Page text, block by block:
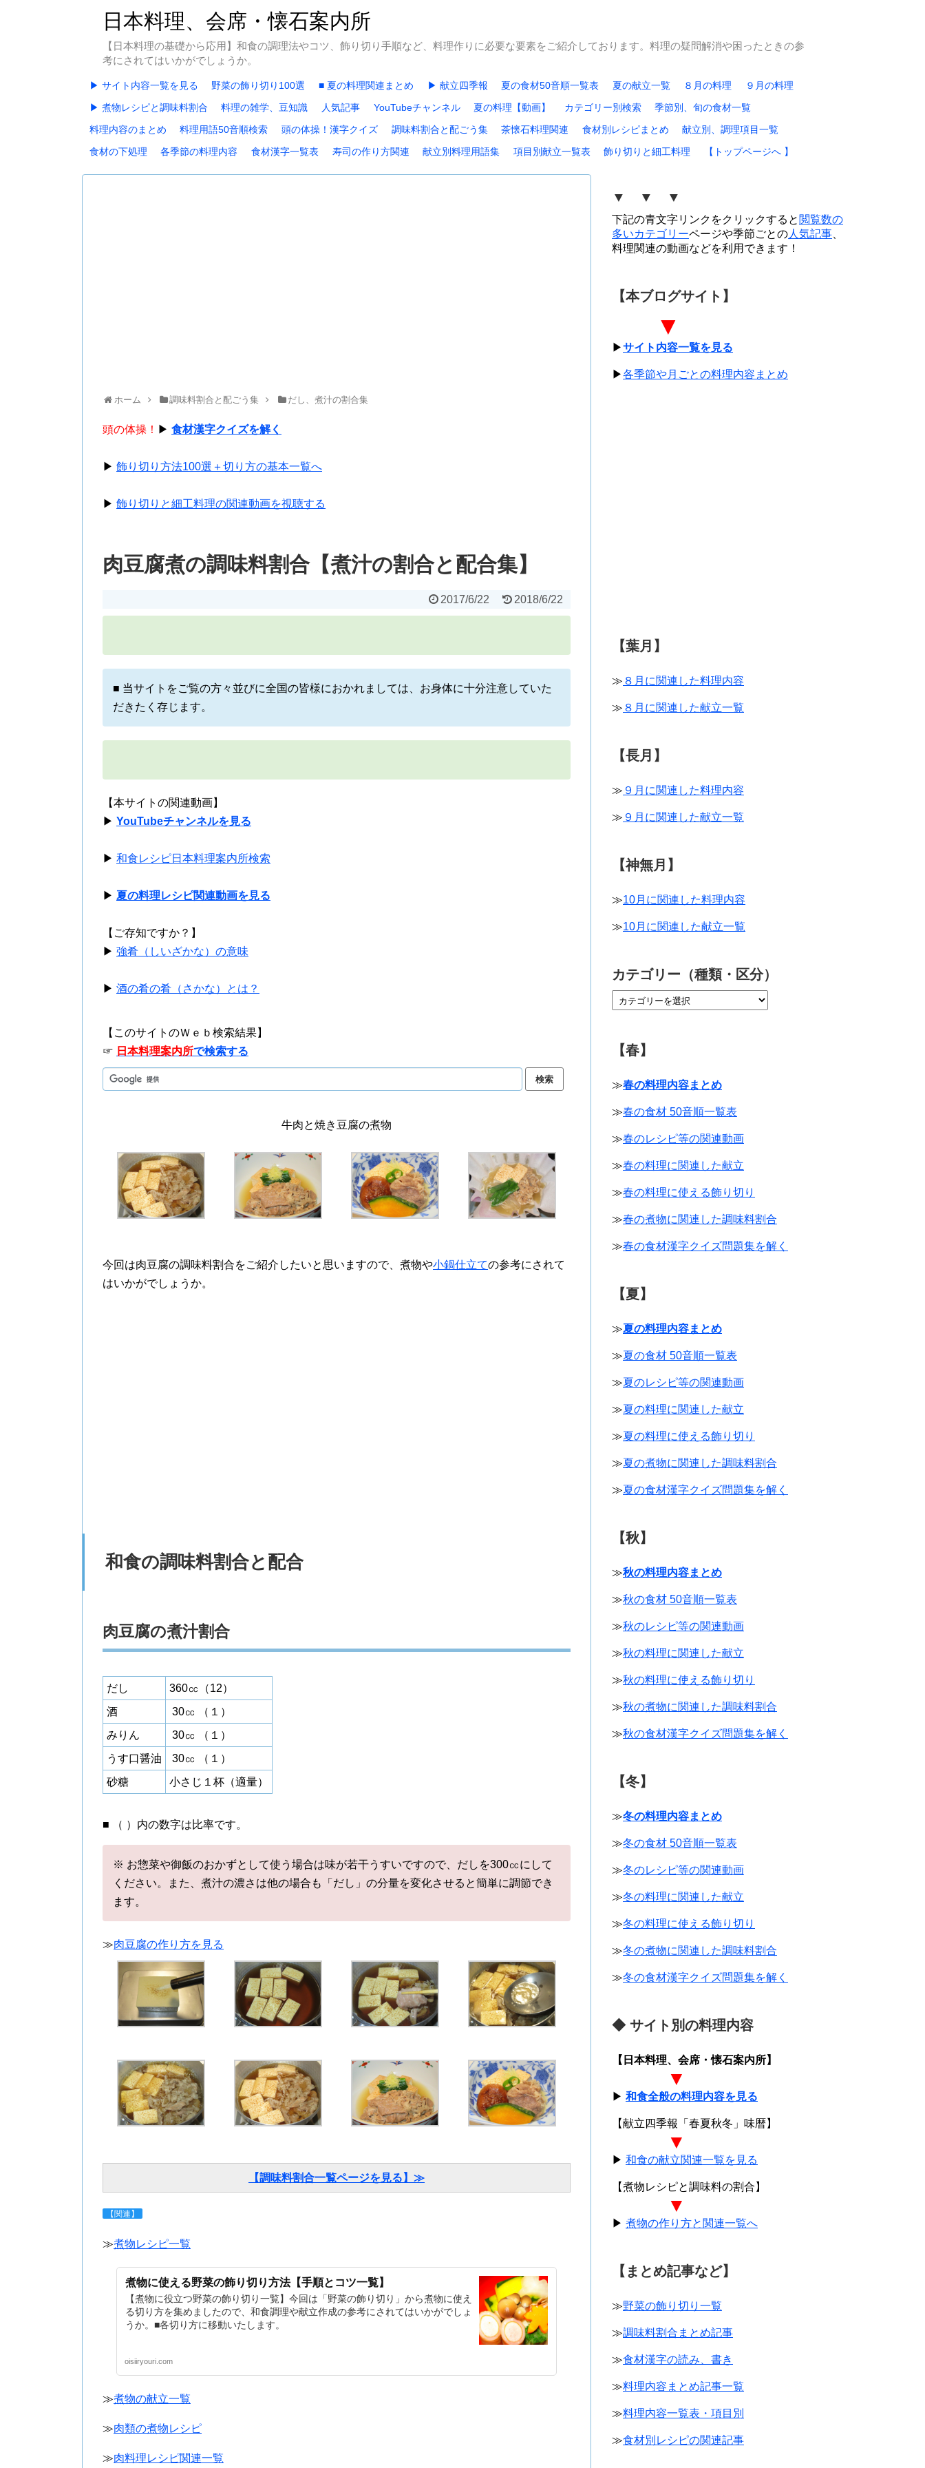
日本料理、会席・懐石案内所
【日本料理の基礎から応用】和食の調理法やコツ、飾り切り手順など、料理作りに必要な要素をご紹介しております。料理の疑問解消や困ったときの参
考にされてはいかがでしょうか。
▶ サイト内容一覧を見る 野菜の飾り切り100選 ■ 夏の料理関連まとめ ▶ 献立四季報 夏の食材50音順一覧表 夏の献立一覧 ８月の料理
９月の料理
▶ 煮物レシピと調味料割合
料理の雑学、豆知識 人気記事 YouTubeチャンネル 夏の料理【動画】 カテゴリー別検索
季節別、旬の食材一覧
料理内容のまとめ
料理用語50音順検索 頭の体操！漢字クイズ 調味料割合と配ごう集 茶懐石料理関連 食材別レシピまとめ
献立別、調理項目一覧
食材の下処理
各季節の料理内容 食材漢字一覧表 寿司の作り方関連 献立別料理用語集 項目別献立一覧表 飾り切りと細工料理 【トップページへ 】
ホーム 調味料割合と配ごう集 だし、煮汁の割合集
頭の体操！ ▶ 食材漢字クイズを解く
▶ 飾り切り方法100選＋切り方の基本一覧へ
▶ 飾り切りと細工料理の関連動画を視聴する
肉豆腐煮の調味料割合【煮汁の割合と配合集】
2017/6/22 2018/6/22
■ 当サイトをご覧の方々並びに全国の皆様におかれましては、お身体に十分注意していた
だきたく存じます。
【本サイトの関連動画】
▶ YouTubeチャンネルを見る
▶ 和食レシピ日本料理案内所検索
▶ 夏の料理レシピ関連動画を見る
【ご存知ですか？】
▶ 強肴（しいざかな）の意味
▶ 酒の肴の肴（さかな）とは？
【このサイトのＷｅｂ検索結果】
☞ 日本料理案内所で検索する
牛肉と焼き豆腐の煮物
今回は肉豆腐の調味料割合をご紹介したいと思いますので、煮物や小鍋仕立ての参考にされて
はいかがでしょうか。
和食の調味料割合と配合
肉豆腐の煮汁割合
だし
360㏄（12）
酒
30㏄ （１）
みりん
30㏄ （１）
うす口醤油
30㏄ （１）
砂糖
小さじ１杯（適量）
■ （ ）内の数字は比率です。
※ お惣菜や御飯のおかずとして使う場合は味が若干うすいですので、だしを300㏄にして
ください。また、煮汁の濃さは他の場合も「だし」の分量を変化させると簡単に調節でき
ます。
≫肉豆腐の作り方を見る
【調味料割合一覧ページを見る】≫
【関連】
≫煮物レシピ一覧
煮物に使える野菜の飾り切り方法【手順とコツ一覧】
【煮物に役立つ野菜の飾り切り一覧】今回は「野菜の飾り切り」から煮物に使え
る切り方を集めましたので、和食調理や献立作成の参考にされてはいかがでしょ
うか。■各切り方に移動いたします。
oisiiryouri.com
≫煮物の献立一覧
≫肉類の煮物レシピ
≫肉料理レシピ関連一覧
▼ ▼ ▼
下記の青文字リンクをクリックすると 閲覧数の
多いカテゴリーページや季節ごとの人気記事
料理関連の動画などを利用できます！
【本ブログサイト】
▼
▶サイト内容一覧を見る
▶各季節や月ごとの料理内容まとめ
【葉月】
≫ ８月に関連した料理内容
≫ ８月に関連した献立一覧
【長月】
≫ ９月に関連した料理内容
≫ ９月に関連した献立一覧
【神無月】
≫10月に関連した料理内容
≫10月に関連した献立一覧
カテゴリー（種類・区分）
【春】
≫春の料理内容まとめ
≫春の食材 50音順一覧表
≫春のレシピ等の関連動画
≫春の料理に関連した献立
≫春の料理に使える飾り切り
≫春の煮物に関連した調味料割合
≫春の食材漢字クイズ問題集を解く
【夏】
≫夏の料理内容まとめ
≫夏の食材 50音順一覧表
≫夏のレシピ等の関連動画
≫夏の料理に関連した献立
≫夏の料理に使える飾り切り
≫夏の煮物に関連した調味料割合
≫夏の食材漢字クイズ問題集を解く
【秋】
≫秋の料理内容まとめ
≫秋の食材 50音順一覧表
≫秋のレシピ等の関連動画
≫秋の料理に関連した献立
≫秋の料理に使える飾り切り
≫秋の煮物に関連した調味料割合
≫秋の食材漢字クイズ問題集を解く
【冬】
≫冬の料理内容まとめ
≫冬の食材 50音順一覧表
≫冬のレシピ等の関連動画
≫冬の料理に関連した献立
≫冬の料理に使える飾り切り
≫冬の煮物に関連した調味料割合
≫冬の食材漢字クイズ問題集を解く
◆ サイト別の料理内容
【日本料理、会席・懐石案内所】
▼
▶ 和食全般の料理内容を見る
【献立四季報「春夏秋冬」味暦】
▼
▶ 和食の献立関連一覧を見る
【煮物レシピと調味料の割合】
▼
▶ 煮物の作り方と関連一覧へ
【まとめ記事など】
≫野菜の飾り切り一覧
≫調味料割合まとめ記事
≫食材漢字の読み、書き
≫料理内容まとめ記事一覧
≫料理内容一覧表・項目別
≫食材別レシピの関連記事